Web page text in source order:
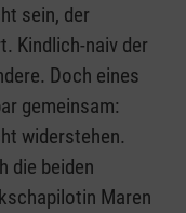
sein, der
Kindlich-naiv der
Doch eines
gemeinsam:
widerstehen.
die beiden
Maren